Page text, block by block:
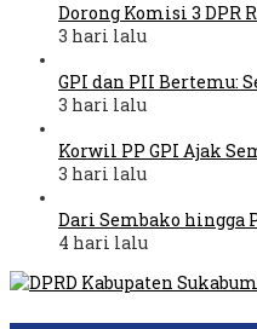
Dorong Komisi 3 DPR
3 hari lalu
GPI dan PII Bertemu:
3 hari lalu
Korwil PP GPI Ajak
3 hari lalu
Dari Sembako hingga
4 hari lalu